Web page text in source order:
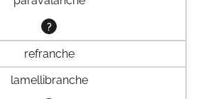
?
refranche
lamellibranche